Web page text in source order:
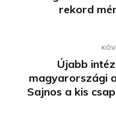
rekord
Újabb
magyarországi
Sajnos a kis